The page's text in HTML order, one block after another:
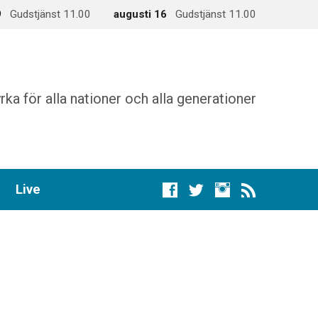
Gudstjänst 11.00 augusti 16 Gudstjänst 11.00
för alla nationer och alla generationer
Live